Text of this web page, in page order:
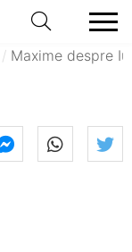
Maxime despre